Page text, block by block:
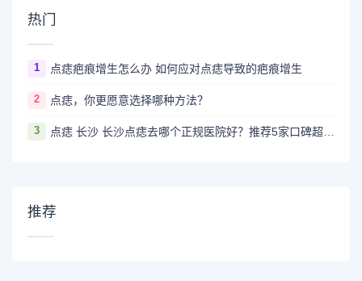
热门
1 点痣疤痕增生怎么办 如何应对点痣导致的疤痕增生
2 点痣，你更愿意选择哪种方法？
3
推荐